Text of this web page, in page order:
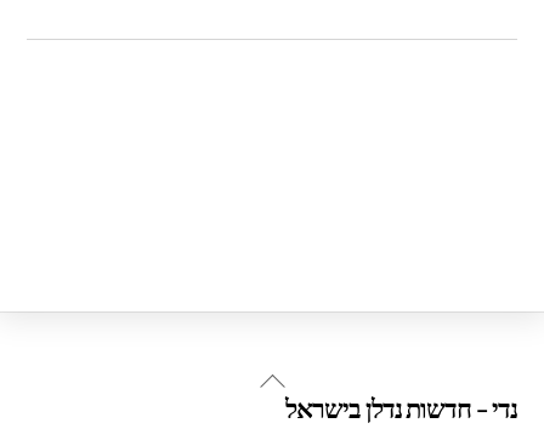
Back
נדי - חדשות נדלן בישראל